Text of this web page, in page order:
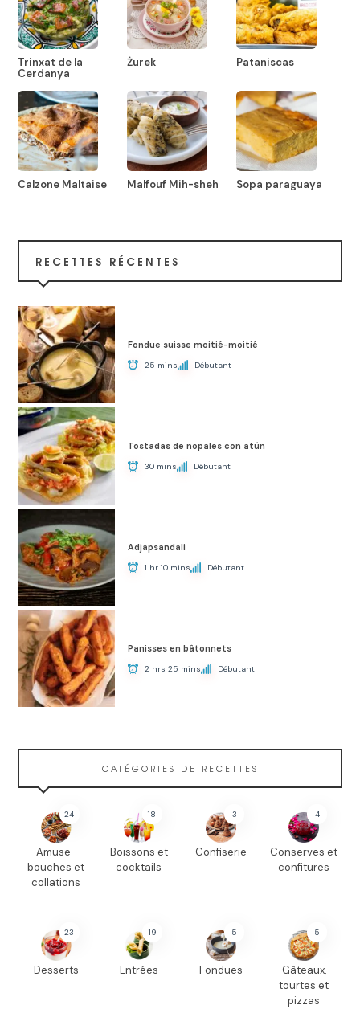
Trinxat de la
Cerdanya
Żurek Pataniscas
Calzone Maltaise Malfouf Mih-sheh Sopa paraguaya
RECETTES RÉCENTES
Fondue suisse moitié-moitié
25 mins Débutant
Tostadas de nopales con atún
30 mins Débutant
Adjapsandali
1 hr 10 mins Débutant
Panisses en bâtonnets
2 hrs 25 mins Débutant
CATÉGORIES DE RECETTES
24
Amuse-
bouches et
collations
18
Boissons et
cocktails
3
Confiserie
4
Conserves et
confitures
23
Desserts
19
Entrées
5
Fondues
5
Gâteaux,
tourtes et
pizzas